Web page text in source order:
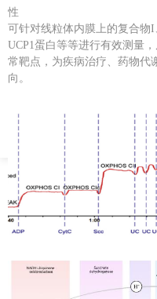
性
可针对线粒体内膜上的复合物
UCP1蛋白等等进行有效测量
常靶点，为疾病治疗、药物代
向。